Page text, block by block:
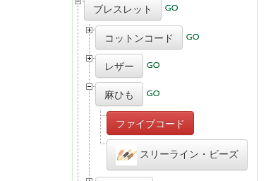
ブレスレット
コットンコード
レザー
麻ひも
ファイブコード
スリーライン・ビーズ